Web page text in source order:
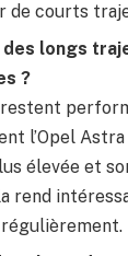
de courts
longs
?
restent
l’Opel Astra
élevée et
rend